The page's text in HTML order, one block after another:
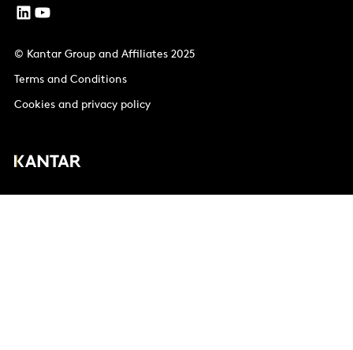
© Kantar Group and Affiliates 2025
Terms and Conditions
Cookies and privacy policy